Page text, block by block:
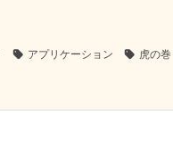
アプリケーション 虎の巻